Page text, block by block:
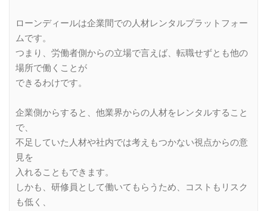
ローンディールは企業間での人材レンタルプラットフォー
ムです。
つまり、労働者側からの立場で言えば、転職せずとも他の
場所で働くことが
できるわけです。
企業側からすると、他業界からの人材をレンタルすること
で、
不足していた人材や社内では考えもつかない視点からの意
見を
入れることもできます。
しかも、研修員として働いてもらうため、コストもリスク
も低く、